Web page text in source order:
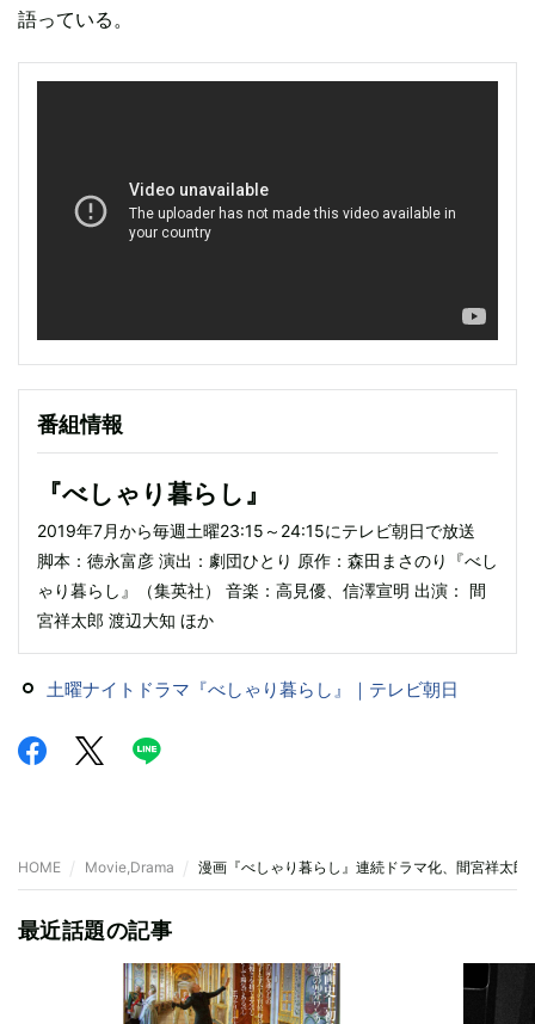
語っている。
番組情報
『べしゃり暮らし』
2019年7月から毎週土曜23:15～24:15にテレビ朝日で放送
脚本：徳永富彦 演出：劇団ひとり 原作：森田まさのり『べし
ゃり暮らし』（集英社） 音楽：高見優、信澤宣明 出演： 間
宮祥太郎 渡辺大知 ほか
土曜ナイトドラマ『べしゃり暮らし』｜テレビ朝日
HOME Movie,Drama 漫画『べしゃり暮らし』連続ドラマ化、間宮祥太郎
最近話題の記事